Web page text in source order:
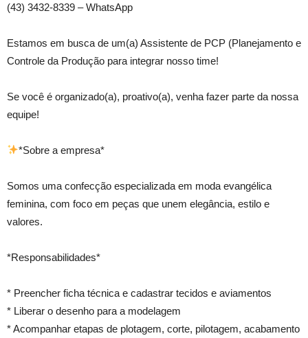
(43) 3432-8339 – WhatsApp
Estamos em busca de um(a) Assistente de PCP (Planejamento e
Controle da Produção para integrar nosso time!
Se você é organizado(a), proativo(a), venha fazer parte da nossa
equipe!
*Sobre a empresa*
Somos uma confecção especializada em moda evangélica
feminina, com foco em peças que unem elegância, estilo e
valores.
*Responsabilidades*
* Preencher ficha técnica e cadastrar tecidos e aviamentos
* Liberar o desenho para a modelagem
* Acompanhar etapas de plotagem, corte, pilotagem, acabamento